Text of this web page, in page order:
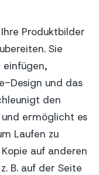
Produktbilder
Sie
einfügen,
Design und das
den
ermöglicht es
Laufen zu
auf anderen
B. auf der Seite